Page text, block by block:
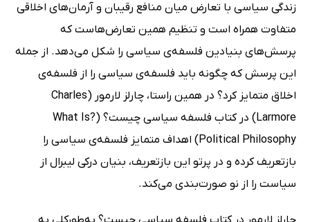
زندگی سیاسی با تعارض میان منافع رقیبان و آرمان‌های اخلاقی
متفاوت همراه است و تنظیم همین تعارض‌هاست که
پرسش‌های بنیادین فلسفه‌ی سیاسی را شکل می‌دهد. از جمله
این پرسش که چگونه باید فلسفه‌ی سیاسی را از فلسفه‌ی
اخلاق متمایز کرد؟ در همین راستا، چارلز لارمور (Charles
Larmore) در کتاب فلسفه سیاسی چیست؟ (?What Is
Political Philosophy) اهداف متمایز فلسفه‌ی سیاسی را
بازتعریف کرده و در پرتو این بازتعریف، بنیان درکی لیبرال از
سیاست را از نو صورت‌بندی می‌کند.